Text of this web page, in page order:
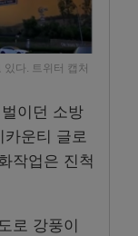
다. 트위터 캡처
이던 소방
카운티 글로
작업은 진척
로 강풍이